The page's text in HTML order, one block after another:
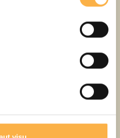
Uģis Jansons-Krastiņš